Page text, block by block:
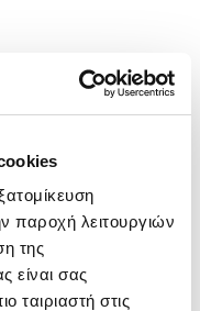
παροχή λειτουργιών
της
είναι σας
ταιριαστή στις